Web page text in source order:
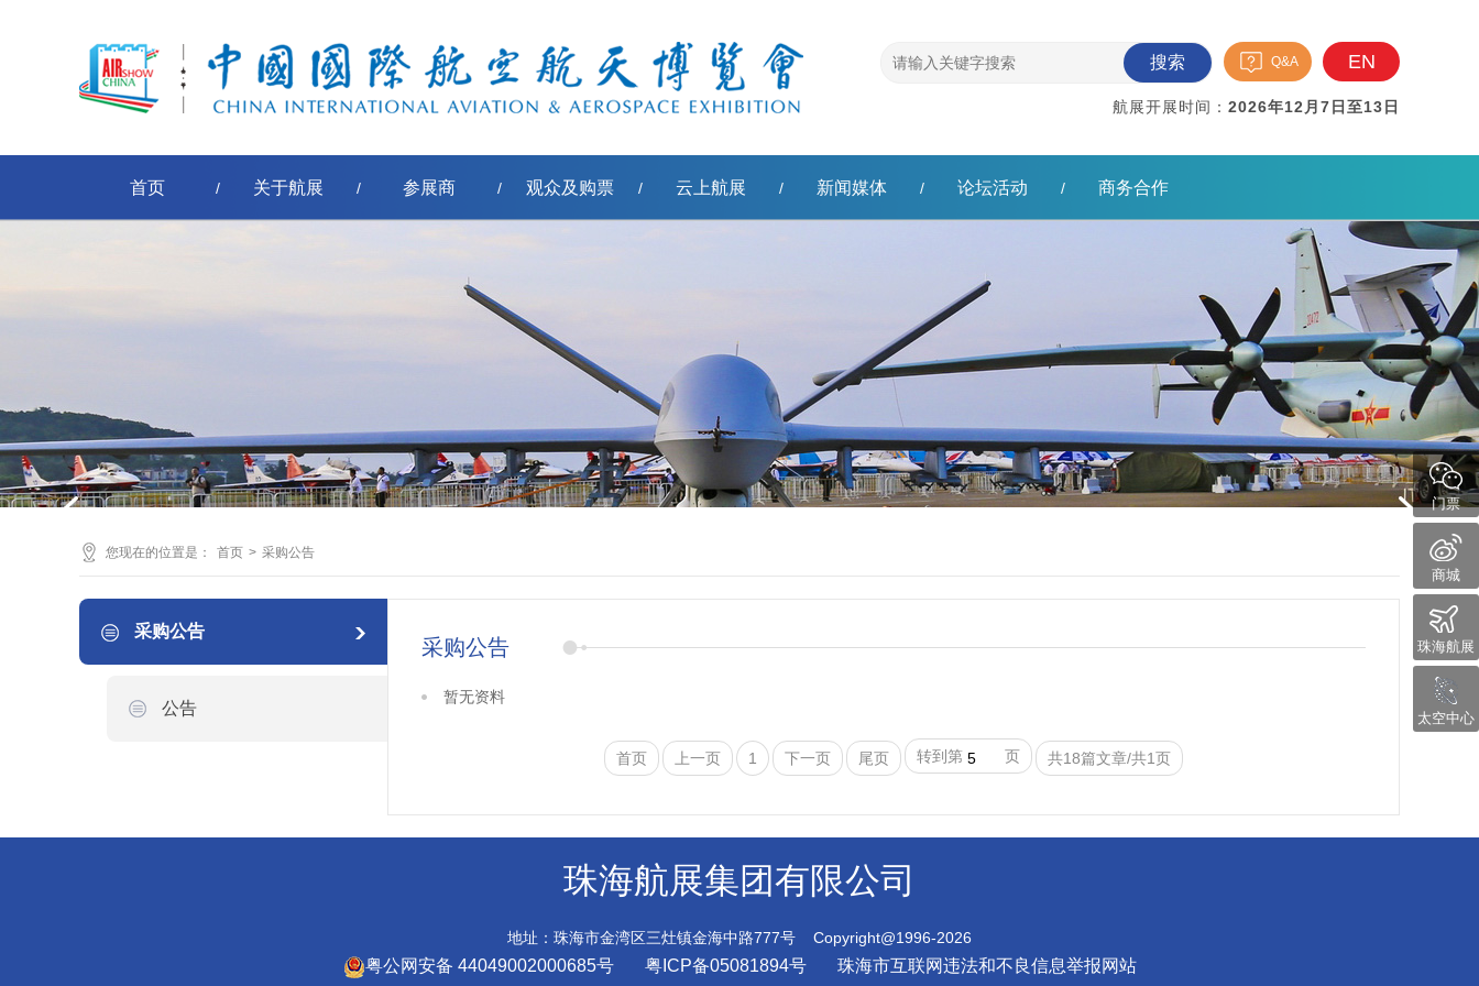
搜索 Q&A EN
航展开展时间： 2026年12月7日至13日
首页 / 关于航展 / 参展商 / 观众及购票 / 云上航展 / 新闻媒体 / 论坛活动 / 商务合作
您现在的位置是： 首页 > 采购公告
采购公告
公告
采购公告
暂无资料
首页 上一页 1 下一页 尾页 转到第 页 共18篇文章/共1页
珠海航展集团有限公司
地址：珠海市金湾区三灶镇金海中路777号 Copyright@1996-2026
粤公网安备 44049002000685号 粤ICP备05081894号 珠海市互联网违法和不良信息举报网站
门票
商城
珠海航展
太空中心